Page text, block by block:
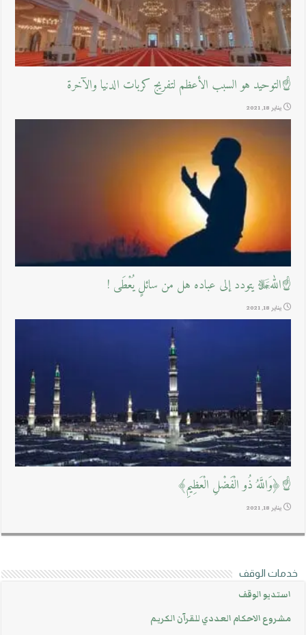
☝التوحيد هو السبب الأعظم لتفريج كربات الدنيا والآخرة
يناير 18, 2021
☝اللهﷻ يتودد إلى عباده هل من سائلٍ يُعْطَى !
يناير 18, 2021
☝﴿وَاللَّهُ ذُو الْفَضْلِ الْعَظِيمِ﴾
يناير 18, 2021
خدمات الوقف
استديو الوقف
مشروع الاحكام العددي للقرآن الكريم